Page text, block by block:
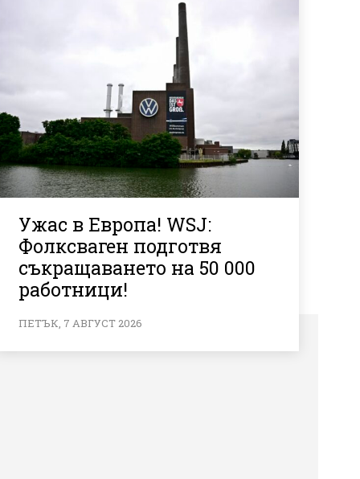
Ужас в Европа! WSJ:
Фолксваген подготвя
съкращаването на 50 000
работници!
ПЕТЪК, 7 АВГУСТ 2026